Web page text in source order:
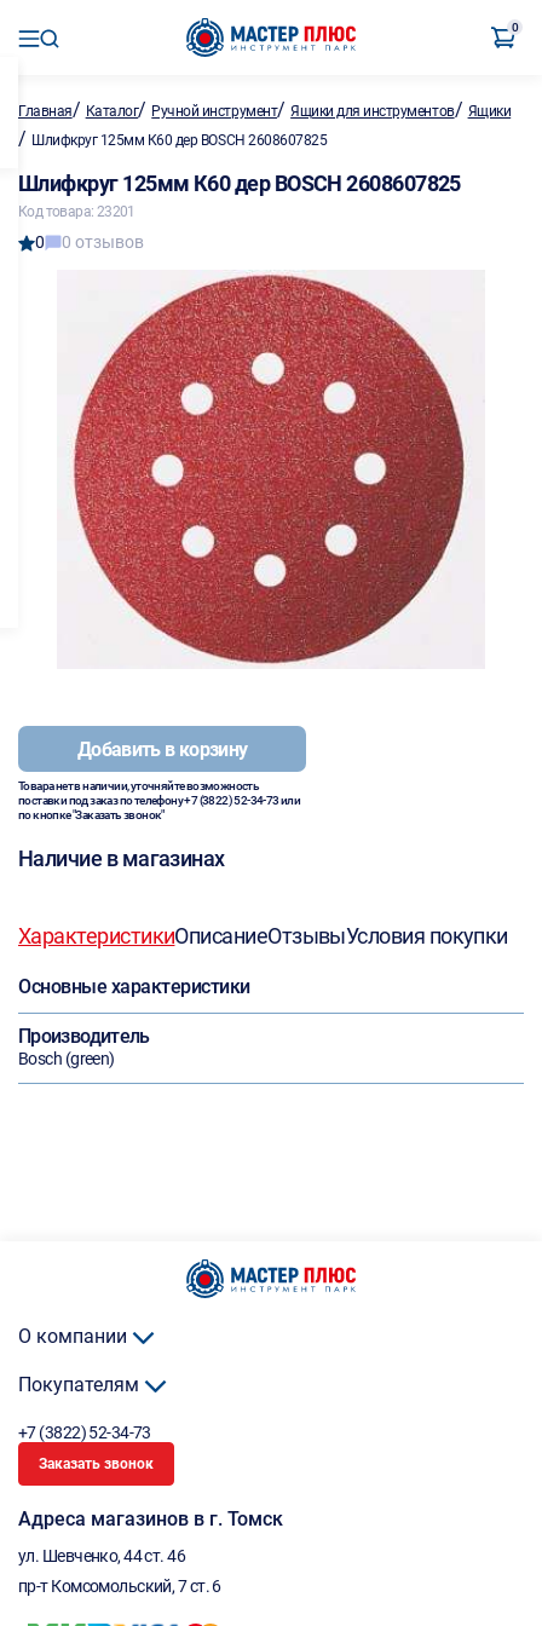
0
Главная/ Каталог/ Ручной инструмент/Ящики для инструментов/ Ящики
/ Шлифкруг 125мм К60 дер BOSCH 2608607825
Шлифкруг 125мм К60 дер BOSCH 2608607825
Код товара: 23201
0 0 отзывов
Добавить в корзину
Товара нет в наличии, уточняйте возможность
поставки под заказ по телефону+7 (3822) 52-34-73или
по кнопке "Заказать звонок"
Наличие в магазинах
ХарактеристикиОписаниеОтзывыУсловия покупки
Основные характеристики
Производитель
Bosch (green)
О компании
Покупателям
+7 (3822) 52-34-73
Заказать звонок
Адреса магазинов в г. Томск
ул. Шевченко, 44 ст. 46
пр-т Комсомольский, 7 ст. 6